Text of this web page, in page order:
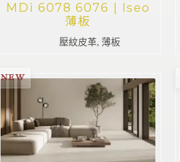
MDi 6078 6076 | Iseo
薄板
壓紋皮革, 薄板
NEW